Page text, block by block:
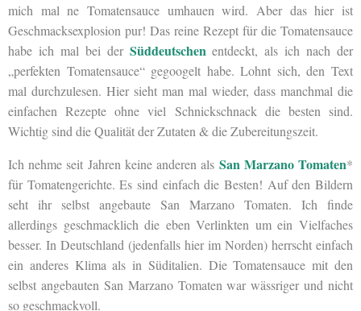
mich mal ne Tomatensauce umhauen wird. Aber das hier ist
Geschmacksexplosion pur! Das reine Rezept für die Tomatensauce
habe ich mal bei der Süddeutschen entdeckt, als ich nach der
„perfekten Tomatensauce“ gegoogelt habe. Lohnt sich, den Text
mal durchzulesen. Hier sieht man mal wieder, dass manchmal die
einfachen Rezepte ohne viel Schnickschnack die besten sind.
Wichtig sind die Qualität der Zutaten & die Zubereitungszeit.
Ich nehme seit Jahren keine anderen als San Marzano Tomaten*
für Tomatengerichte. Es sind einfach die Besten! Auf den Bildern
seht ihr selbst angebaute San Marzano Tomaten. Ich finde
allerdings geschmacklich die eben Verlinkten um ein Vielfaches
besser. In Deutschland (jedenfalls hier im Norden) herrscht einfach
ein anderes Klima als in Süditalien. Die Tomatensauce mit den
selbst angebauten San Marzano Tomaten war wässriger und nicht
so geschmackvoll.